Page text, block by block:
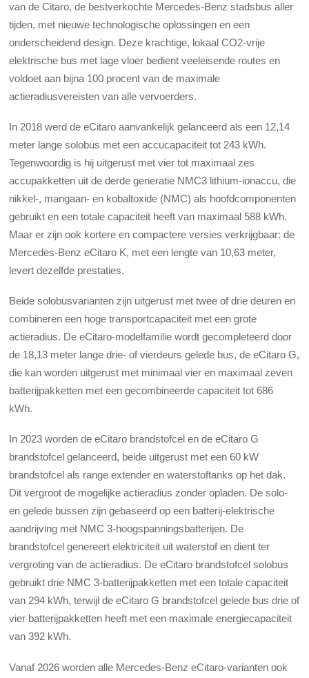
van de Citaro, de bestverkochte Mercedes-Benz stadsbus aller
tijden, met nieuwe technologische oplossingen en een
onderscheidend design. Deze krachtige, lokaal CO2-vrije
elektrische bus met lage vloer bedient veeleisende routes en
voldoet aan bijna 100 procent van de maximale
actieradiusvereisten van alle vervoerders.
In 2018 werd de eCitaro aanvankelijk gelanceerd als een 12,14
meter lange solobus met een accucapaciteit tot 243 kWh.
Tegenwoordig is hij uitgerust met vier tot maximaal zes
accupakketten uit de derde generatie NMC3 lithium-ionaccu, die
nikkel-, mangaan- en kobaltoxide (NMC) als hoofdcomponenten
gebruikt en een totale capaciteit heeft van maximaal 588 kWh.
Maar er zijn ook kortere en compactere versies verkrijgbaar: de
Mercedes-Benz eCitaro K, met een lengte van 10,63 meter,
levert dezelfde prestaties.
Beide solobusvarianten zijn uitgerust met twee of drie deuren en
combineren een hoge transportcapaciteit met een grote
actieradius. De eCitaro-modelfamilie wordt gecompleteerd door
de 18,13 meter lange drie- of vierdeurs gelede bus, de eCitaro G,
die kan worden uitgerust met minimaal vier en maximaal zeven
batterijpakketten met een gecombineerde capaciteit tot 686
kWh.
In 2023 worden de eCitaro brandstofcel en de eCitaro G
brandstofcel gelanceerd, beide uitgerust met een 60 kW
brandstofcel als range extender en waterstoftanks op het dak.
Dit vergroot de mogelijke actieradius zonder opladen. De solo-
en gelede bussen zijn gebaseerd op een batterij-elektrische
aandrijving met NMC 3-hoogspanningsbatterijen. De
brandstofcel genereert elektriciteit uit waterstof en dient ter
vergroting van de actieradius. De eCitaro brandstofcel solobus
gebruikt drie NMC 3-batterijpakketten met een totale capaciteit
van 294 kWh, terwijl de eCitaro G brandstofcel gelede bus drie of
vier batterijpakketten heeft met een maximale energiecapaciteit
van 392 kWh.
Vanaf 2026 worden alle Mercedes-Benz eCitaro-varianten ook